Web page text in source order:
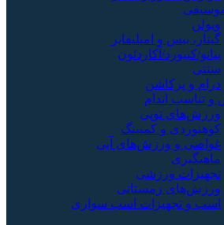
موسیقی
ویولن
گیتار، بیس و امپلیفایر
پیانو/کیبورد/آکاردئون
سنتی
درام و پرکاشن
تناسب اندام
ورزش‌های توپی
کوهنوردی و کمپینگ
غواصی و ورزش‌های آبی
ماهیگیری
تجهیزات ورزشی
ورزش‌های زمستانی
اسب و تجهیزات اسب سواری